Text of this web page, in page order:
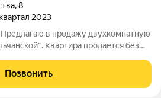
,8
2023
в продажу двухкомнатную
Квартира продается без
приборов учета. В шаговой
Позвонить